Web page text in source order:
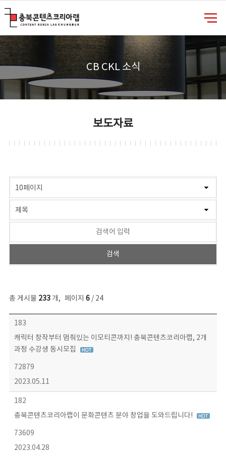
CB CKL 소식
보도자료
총 게시물 233개, 페이지 6/ 24
보도자료 목록 - 번호, 제목, 작성자, 파일, 조회수, 작성일 정보 제공
183
캐릭터 창작부터 멈춰있는 이모티콘까지! 충북콘텐츠코리아랩, 2개
과정 수강생 동시모집
72879
2023.05.11
182
충북콘텐츠코리아랩이 문화콘텐츠 분야 창업을 도와드립니다!
73609
2023.04.28